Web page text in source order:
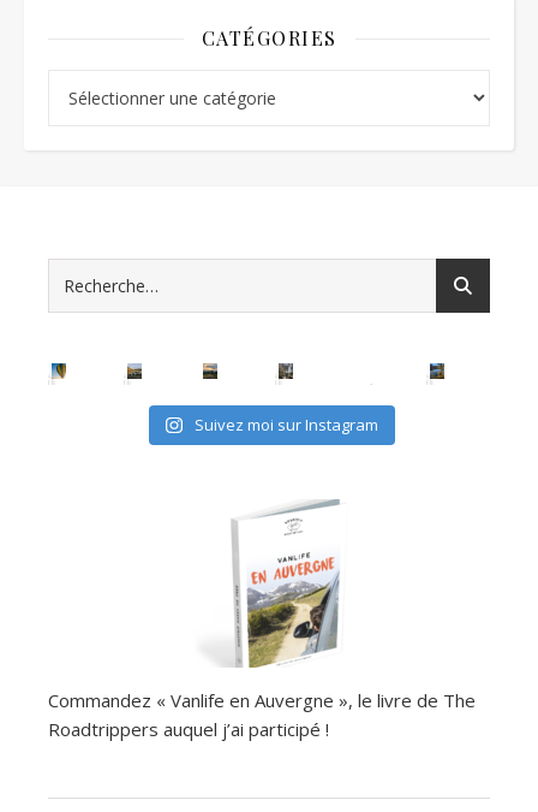
CATÉGORIES
Suivez moi sur Instagram
Commandez « Vanlife en Auvergne », le livre de The
Roadtrippers auquel j’ai participé !